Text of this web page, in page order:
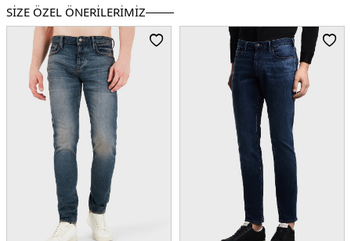
Bel :Düşük Bel
Paça Tipi :Dar Paça
Menşei :Mısır
5DK1EM000668AF14297MB002.12
SİZE ÖZEL ÖNERİLERİMİZ